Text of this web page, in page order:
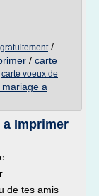
/
/ carte
carte voeux de
a
a Imprimer
de tes amis